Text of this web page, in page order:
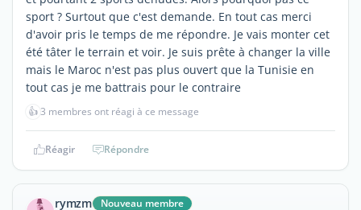
sport ? Surtout que c'est demande. En tout cas merci
d'avoir pris le temps de me répondre. Je vais monter cet
été tâter le terrain et voir. Je suis prête à changer la ville
mais le Maroc n'est pas plus ouvert que la Tunisie en
tout cas je me battrais pour le contraire
👍3 membres ont réagi à ce message
Réagir Répondre
rymzm Nouveau membre